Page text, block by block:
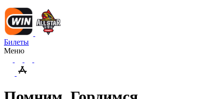
Билеты
Меню